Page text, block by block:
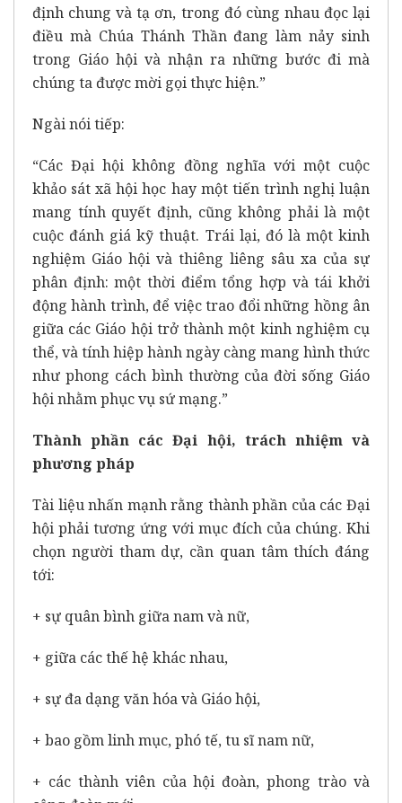
định chung và tạ ơn, trong đó cùng nhau đọc lại
điều mà Chúa Thánh Thần đang làm nảy sinh
trong Giáo hội và nhận ra những bước đi mà
chúng ta được mời gọi thực hiện.”
Ngài nói tiếp:
“Các Đại hội không đồng nghĩa với một cuộc
khảo sát xã hội học hay một tiến trình nghị luận
mang tính quyết định, cũng không phải là một
cuộc đánh giá kỹ thuật. Trái lại, đó là một kinh
nghiệm Giáo hội và thiêng liêng sâu xa của sự
phân định: một thời điểm tổng hợp và tái khởi
động hành trình, để việc trao đổi những hồng ân
giữa các Giáo hội trở thành một kinh nghiệm cụ
thể, và tính hiệp hành ngày càng mang hình thức
như phong cách bình thường của đời sống Giáo
hội nhằm phục vụ sứ mạng.”
Thành phần các Đại hội, trách nhiệm và
phương pháp
Tài liệu nhấn mạnh rằng thành phần của các Đại
hội phải tương ứng với mục đích của chúng. Khi
chọn người tham dự, cần quan tâm thích đáng
tới:
+ sự quân bình giữa nam và nữ,
+ giữa các thế hệ khác nhau,
+ sự đa dạng văn hóa và Giáo hội,
+ bao gồm linh mục, phó tế, tu sĩ nam nữ,
+ các thành viên của hội đoàn, phong trào và